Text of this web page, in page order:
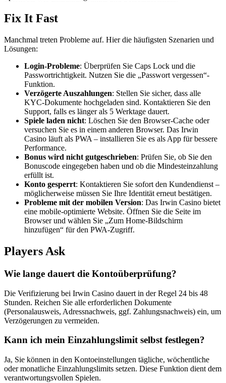
Fix It Fast
Manchmal treten Probleme auf. Hier die häufigsten Szenarien und
Lösungen:
Login-Probleme: Überprüfen Sie Caps Lock und die
Passwortrichtigkeit. Nutzen Sie die „Passwort vergessen“-
Funktion.
Verzögerte Auszahlungen: Stellen Sie sicher, dass alle
KYC-Dokumente hochgeladen sind. Kontaktieren Sie den
Support, falls es länger als 5 Werktage dauert.
Spiele laden nicht: Löschen Sie den Browser-Cache oder
versuchen Sie es in einem anderen Browser. Das Irwin
Casino läuft als PWA – installieren Sie es als App für bessere
Performance.
Bonus wird nicht gutgeschrieben: Prüfen Sie, ob Sie den
Bonuscode eingegeben haben und ob die Mindesteinzahlung
erfüllt ist.
Konto gesperrt: Kontaktieren Sie sofort den Kundendienst –
möglicherweise müssen Sie Ihre Identität erneut bestätigen.
Probleme mit der mobilen Version: Das Irwin Casino bietet
eine mobile-optimierte Website. Öffnen Sie die Seite im
Browser und wählen Sie „Zum Home-Bildschirm
hinzufügen“ für den PWA-Zugriff.
Players Ask
Wie lange dauert die Kontoüberprüfung?
Die Verifizierung bei Irwin Casino dauert in der Regel 24 bis 48
Stunden. Reichen Sie alle erforderlichen Dokumente
(Personalausweis, Adressnachweis, ggf. Zahlungsnachweis) ein, um
Verzögerungen zu vermeiden.
Kann ich mein Einzahlungslimit selbst festlegen?
Ja, Sie können in den Kontoeinstellungen tägliche, wöchentliche
oder monatliche Einzahlungslimits setzen. Diese Funktion dient dem
verantwortungsvollen Spielen.